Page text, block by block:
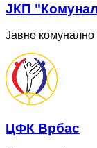
ЈКП
Јавно комунално
ЦФК Врбас